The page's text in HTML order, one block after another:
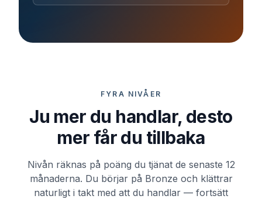
FYRA NIVÅER
Ju mer du handlar, desto
mer får du tillbaka
Nivån räknas på poäng du tjänat de senaste 12
månaderna. Du börjar på Bronze och klättrar
naturligt i takt med att du handlar — fortsätt